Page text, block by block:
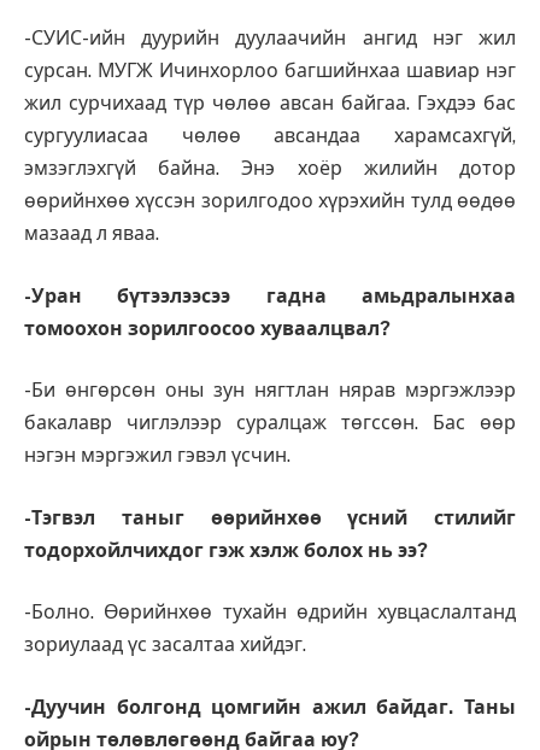
-СУИС-ийн дуурийн дуулаачийн ангид нэг жил
сурсан. МУГЖ Ичинхорлоо багшийнхаа шавиар нэг
жил сурчихаад түр чөлөө авсан байгаа. Гэхдээ бас
сургуулиасаа чөлөө авсандаа харамсахгүй,
эмзэглэхгүй байна. Энэ хоёр жилийн дотор
өөрийнхөө хүссэн зорилгодоо хүрэхийн тулд өөдөө
мазаад л яваа.
-Уран бүтээлээсээ гадна амьдралынхаа
томоохон зорилгоосоо хуваалцвал?
-Би өнгөрсөн оны зун нягтлан нярав мэргэжлээр
бакалавр чиглэлээр суралцаж төгссөн. Бас өөр
нэгэн мэргэжил гэвэл үсчин.
-Тэгвэл таныг өөрийнхөө үсний стилийг
тодорхойлчихдог гэж хэлж болох нь ээ?
-Болно. Өөрийнхөө тухайн өдрийн хувцаслалтанд
зориулаад үс засалтаа хийдэг.
-Дуучин болгонд цомгийн ажил байдаг. Таны
ойрын төлөвлөгөөнд байгаа юу?